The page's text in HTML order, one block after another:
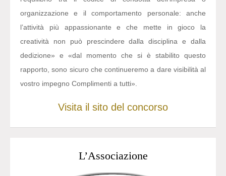
organizzazione e il comportamento personale: anche
l’attività più appassionante e che mette in gioco la
creatività non può prescindere dalla disciplina e dalla
dedizione» e «dal momento che si è stabilito questo
rapporto, sono sicuro che continueremo a dare visibilità al
vostro impegno Complimenti a tutti».
Visita il sito del concorso
L’Associazione